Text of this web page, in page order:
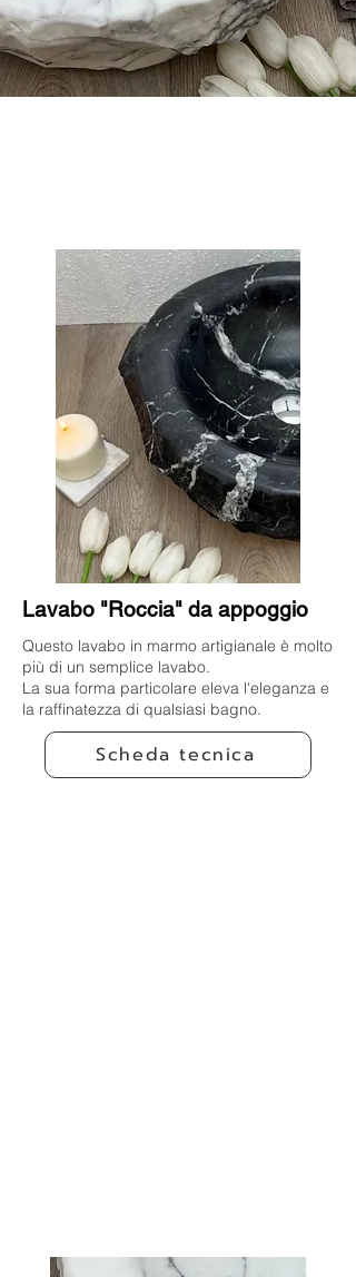
Lavabo "Roccia" da appoggio
Questo lavabo in marmo artigianale è molto
più di un semplice lavabo.
La sua forma particolare eleva l'eleganza e
la raffinatezza di qualsiasi bagno.
Scheda tecnica